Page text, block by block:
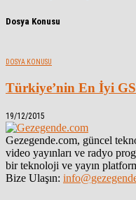
Dosya Konusu
DOSYA KONUSU
Türkiye’nin En İyi
19/12/2015
Gezegende.com, güncel
video yayınları ve radyo
bir teknoloji ve yayın
Bize Ulaşın: